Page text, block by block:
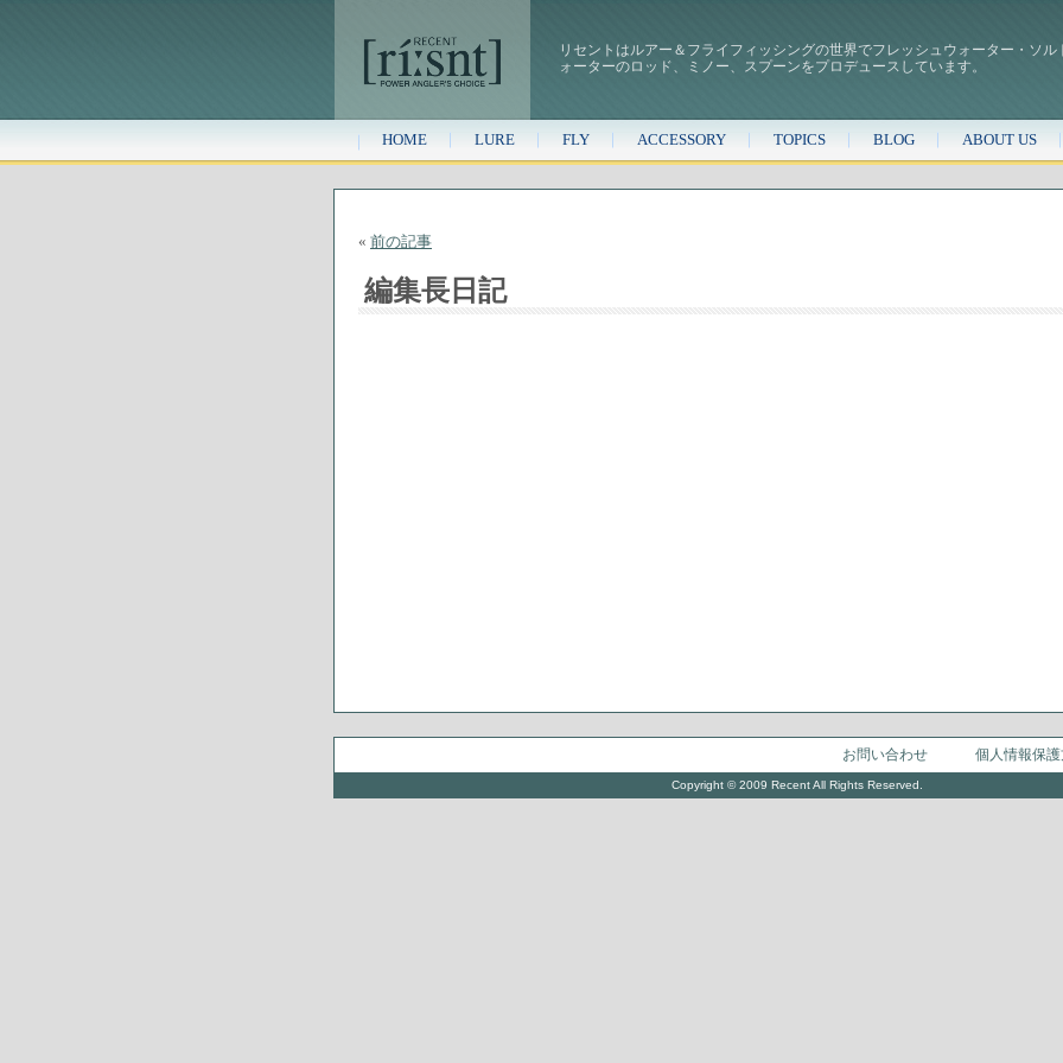
リセントはルアー＆フライフィッシングの世界でフレッシュウォーター・ソル
ォーターのロッド、ミノー、スプーンをプロデュースしています。
HOME LURE FLY ACCESSORY TOPICS BLOG ABOUT US
« 前の記事
編集長日記
個人情報保
お問い合わせ
Copyright © 2009 Recent All Rights Reserved.